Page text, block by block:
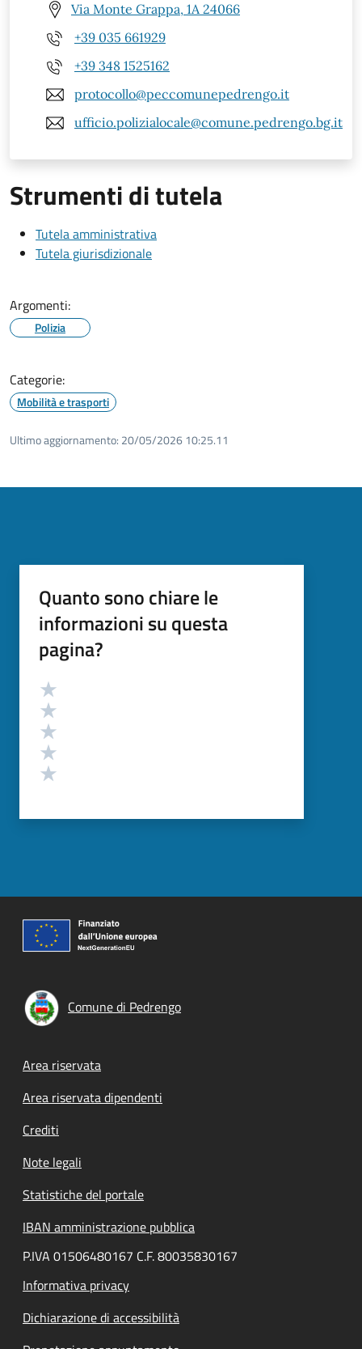
Via Monte Grappa, 1A 24066
+39 035 661929
+39 348 1525162
protocollo@peccomunepedrengo.it
ufficio.polizialocale@comune.pedrengo.bg.it
Strumenti di tutela
Tutela amministrativa
Tutela giurisdizionale
Argomenti:
Polizia
Categorie:
Mobilità e trasporti
Ultimo aggiornamento: 20/05/2026 10:25.11
Quanto sono chiare le
informazioni su questa
pagina?
Valutazione
Comune di Pedrengo
Footer menu
Area riservata
Area riservata dipendenti
Crediti
Note legali
Statistiche del portale
IBAN amministrazione pubblica
P.IVA 01506480167 C.F. 80035830167
Informativa privacy
Dichiarazione di accessibilità